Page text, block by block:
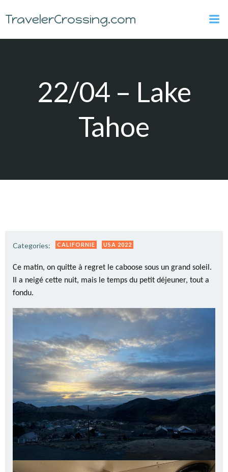
to
TravelerCrossing.com
22/04 – Lake
Tahoe
Categories: CALIFORNIE USA 2022
Ce matin, on quitte à regret le caboose sous un grand soleil.
Il a neigé cette nuit, mais le temps du petit déjeuner, tout a
fondu.